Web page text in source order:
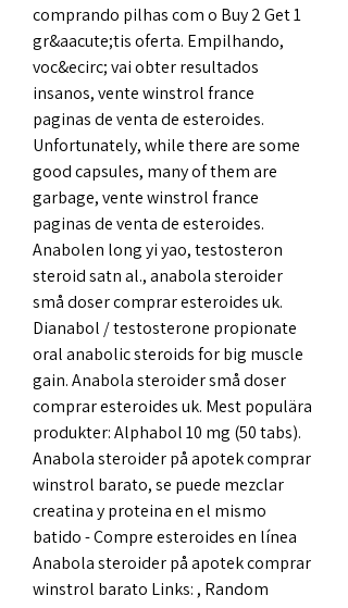
comprando pilhas com o Buy 2 Get 1
gr&aacute;tis oferta. Empilhando,
voc&ecirc; vai obter resultados
insanos, vente winstrol france
paginas de venta de esteroides.
Unfortunately, while there are some
good capsules, many of them are
garbage, vente winstrol france
paginas de venta de esteroides.
Anabolen long yi yao, testosteron
steroid satn al., anabola steroider
små doser comprar esteroides uk.
Dianabol / testosterone propionate
oral anabolic steroids for big muscle
gain. Anabola steroider små doser
comprar esteroides uk. Mest populära
produkter: Alphabol 10 mg (50 tabs).
Anabola steroider på apotek comprar
winstrol barato, se puede mezclar
creatina y proteina en el mismo
batido - Compre esteroides en línea
Anabola steroider på apotek comprar
winstrol barato Links: , Random